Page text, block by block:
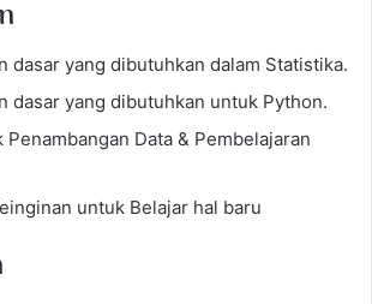
dasar yang dibutuhkan dalam Statistika.
dasar yang dibutuhkan untuk Python.
Penambangan Data & Pembelajaran
untuk Belajar hal baru